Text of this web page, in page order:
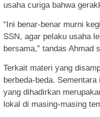
usaha curiga bahwa
“Ini benar-benar murni
SSN, agar pelaku usaha
bersama,” tandas Ahmad
Terkait materi yang
berbeda-beda.
yang dihadirkan
lokal di masing-masing